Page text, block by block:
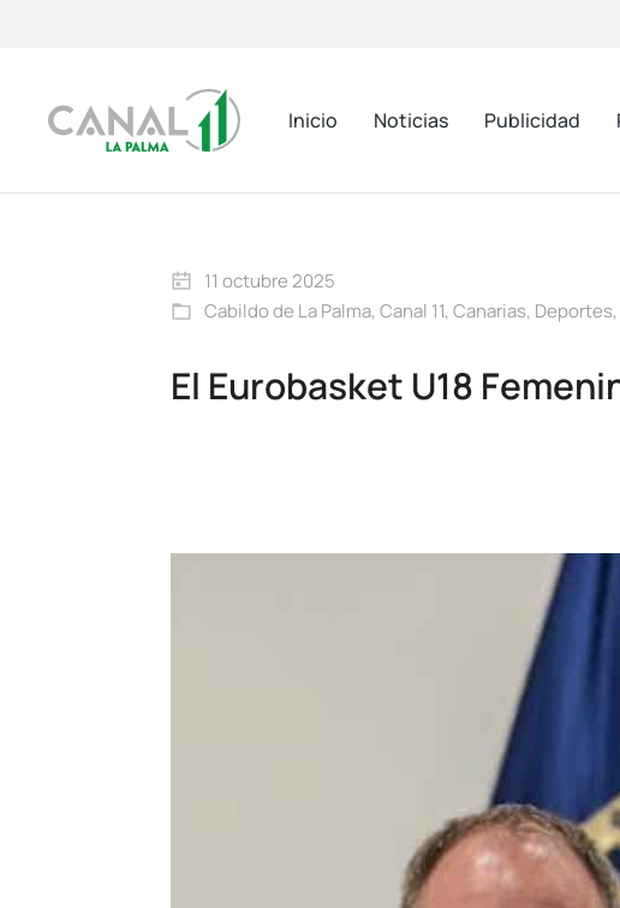
Inicio Noticias Publicidad
11 octubre 2025
Cabildo de La Palma, Canal 11, Canarias, Deportes,
El Eurobasket U18